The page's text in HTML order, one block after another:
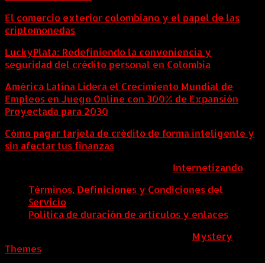
El comercio exterior colombiano y el papel de las
criptomonedas
LuckyPlata: Redefiniendo la conveniencia y
seguridad del crédito personal en Colombia
América Latina Lidera el Crecimiento Mundial de
Empleos en Juego Online con 300% de Expansión
Proyectada para 2030
Cómo pagar tarjeta de crédito de forma inteligente y
sin afectar tus finanzas
Internetizando
Términos, Definiciones y Condiciones del
Servicio
Política de duración de artículos y enlaces
Mystery
Themes